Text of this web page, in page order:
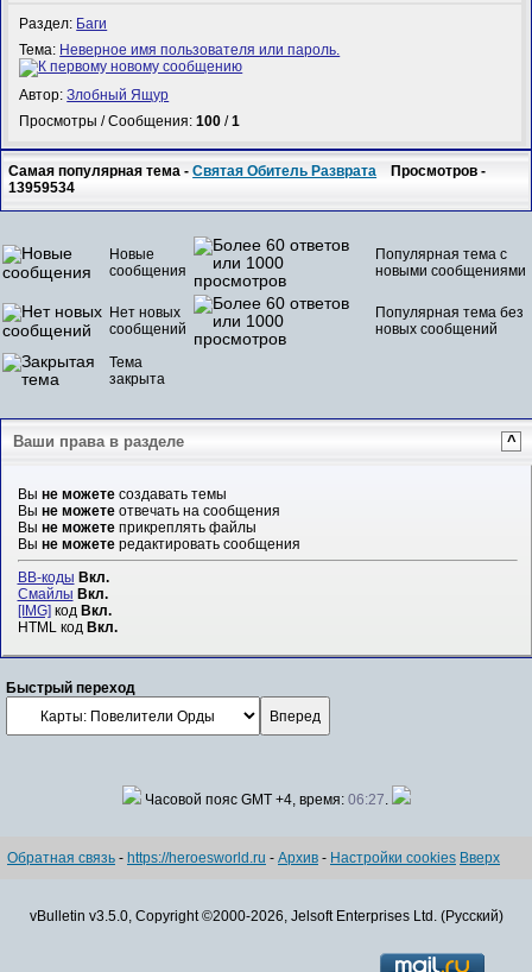
Раздел: Баги
Тема: Неверное имя пользователя или пароль.
Автор:Злобный Ящур
Просмотры / Сообщения:100 /1
Самая популярная тема -Святая Обитель Разврата Просмотров -
13959534
Новые
сообщения
Популярная тема с
новыми сообщениями
Нет новых
сообщений
Популярная тема без
новых сообщений
Тема
закрыта
Ваши права в разделе ^
Вы не можетесоздавать темы
Вы не можетеотвечать на сообщения
Вы не можетеприкреплять файлы
Вы не можетередактировать сообщения
BB-коды Вкл.
Смайлы Вкл.
[IMG]код Вкл.
HTML код Вкл.
Быстрый переход
Часовой пояс GMT +4, время: 06:27.
Обратная связь - https://heroesworld.ru - Архив - Настройки cookies Вверх
vBulletin v3.5.0, Copyright ©2000-2026, Jelsoft Enterprises Ltd. (Русский)